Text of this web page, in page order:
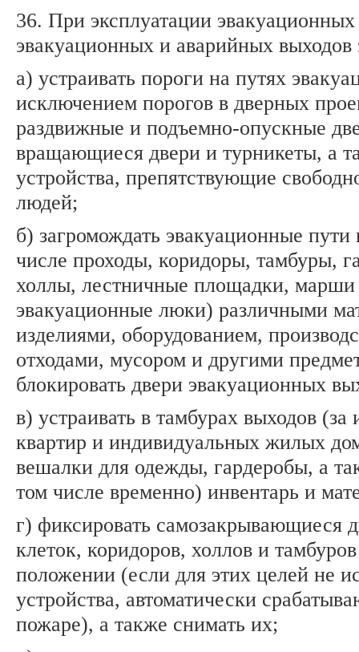
36. При эксплуатации
эвакуационных и аварийных выходов
а) устраивать пороги на путях
исключением порогов в дверных
раздвижные и подъемно-опускные
вращающиеся двери и турникеты, а
устройства, препятствующие
людей;
б) загромождать эвакуационные
числе проходы, коридоры, тамбуры,
холлы, лестничные площадки, марши
эвакуационные люки) различными
изделиями, оборудованием,
отходами, мусором и другими
блокировать двери эвакуационных
в) устраивать в тамбурах выходов
квартир и индивидуальных жилых
вешалки для одежды, гардеробы, а
том числе временно) инвентарь и
г) фиксировать самозакрывающиеся
клеток, коридоров, холлов и
положении (если для этих целей не
устройства, автоматически
пожаре), а также снимать их;